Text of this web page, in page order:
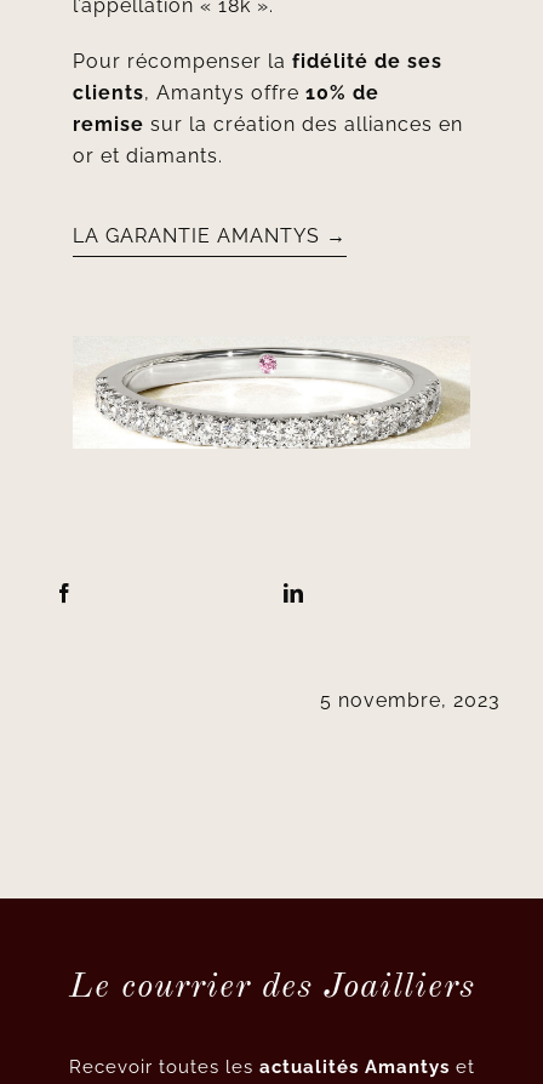
l’appellation « 18k ».
Pour récompenser la fidélité de ses
clients, Amantys offre 10% de
remise sur la création des alliances en
or et diamants.
LA GARANTIE AMANTYS →
5 novembre, 2023
Le courrier des Joailliers
Recevoir toutes les actualités Amantys et